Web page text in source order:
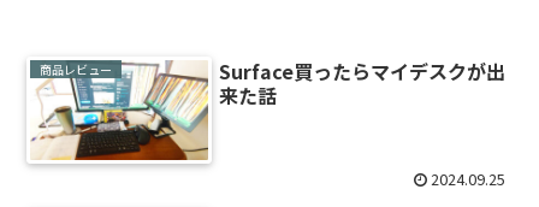
商品レビュー
Surface買ったらマイデスクが出
来た話
2024.09.25